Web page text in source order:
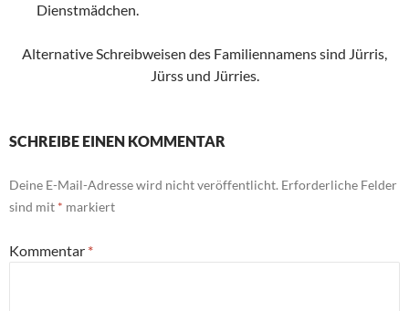
Dienstmädchen.
Alternative Schreibweisen des Familiennamens sind Jürris,
Jürss und Jürries.
SCHREIBE EINEN KOMMENTAR
Deine E-Mail-Adresse wird nicht veröffentlicht. Erforderliche Felder
sind mit * markiert
Kommentar *